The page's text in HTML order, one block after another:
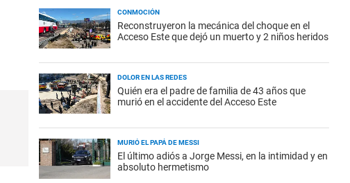
CONMOCIÓN
Reconstruyeron la mecánica del choque en el
Acceso Este que dejó un muerto y 2 niños heridos
DOLOR EN LAS REDES
Quién era el padre de familia de 43 años que
murió en el accidente del Acceso Este
MURIÓ EL PAPÁ DE MESSI
El último adiós a Jorge Messi, en la intimidad y en
absoluto hermetismo